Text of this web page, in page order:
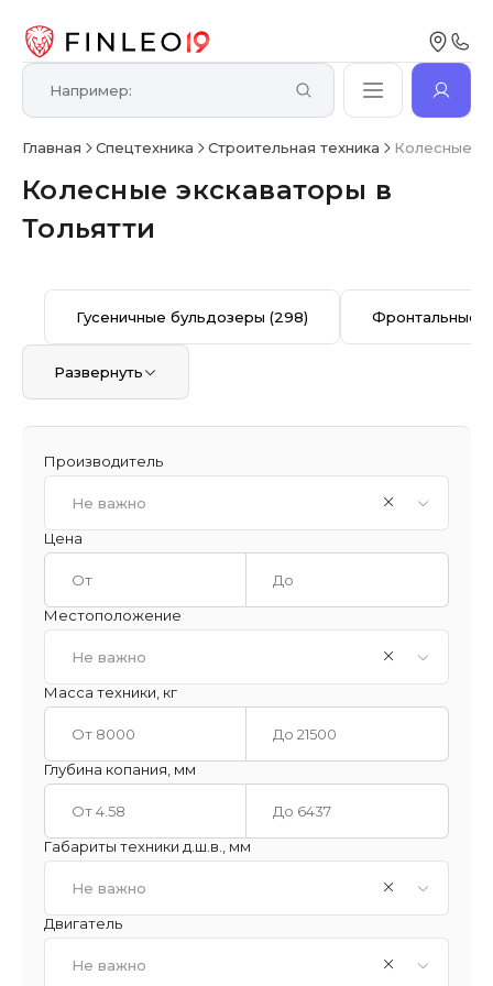
Главная Спецтехника Строительная техника Колесные
Колесные экскаваторы в
Тольятти
Гусеничные бульдозеры(298) Фронтальные
Развернуть
Производитель
Не важно
Цена
Местоположение
Не важно
Масса техники, кг
Глубина копания, мм
Габариты техники д.ш.в., мм
Не важно
Двигатель
Не важно